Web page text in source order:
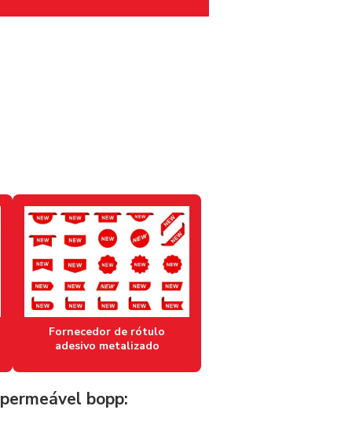
ADESIVOS METALIZADOS
ADESIVOS PERSONALIZADOS
PARA FRASCOS DE COSMÉTICOS
ADESIVOS PROMOCIONAIS
ADESIVOS PARA RÓTULOS
METALIZADOS
ADESIVOS COM TINTA BRANCA
NA GRÁFICA
Fornecedor de rótulo
adesivo metalizado
bopp: